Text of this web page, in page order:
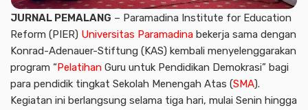
JURNAL PEMALANG – Paramadina Institute for Education
Reform (PIER) Universitas Paramadina bekerja sama dengan
Konrad-Adenauer-Stiftung (KAS) kembali menyelenggarakan
program “Pelatihan Guru untuk Pendidikan Demokrasi” bagi
para pendidik tingkat Sekolah Menengah Atas (SMA).
Kegiatan ini berlangsung selama tiga hari, mulai Senin hingga